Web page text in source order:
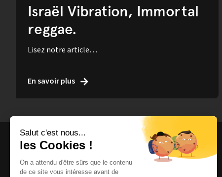
Israël Vibration, Immortal
reggae.
Lisez notre article…
En savoir plus